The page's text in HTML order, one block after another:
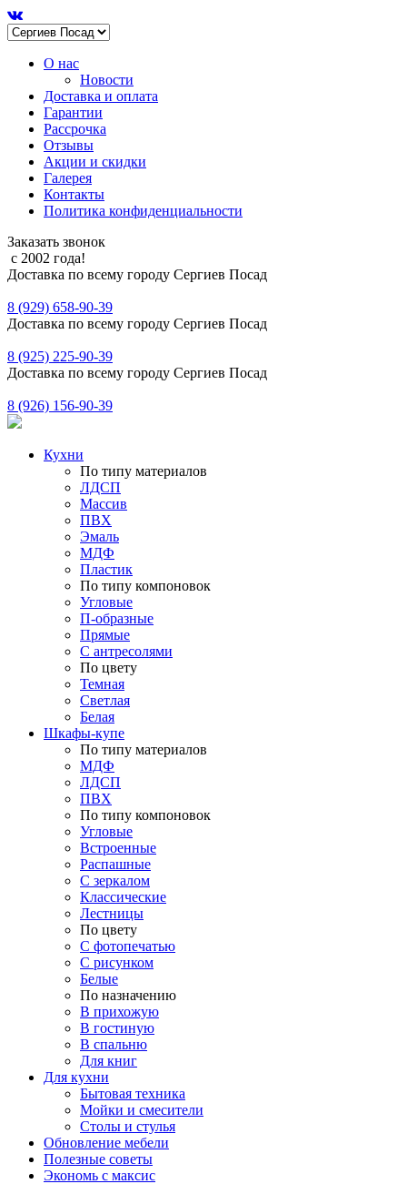
О нас
Новости
Доставка и оплата
Гарантии
Рассрочка
Отзывы
Акции и скидки
Галерея
Контакты
Политика конфиденциальности
Заказать звонок
с 2002 года!
Доставка по всему городу Сергиев Посад
8 (929) 658-90-39
Доставка по всему городу Сергиев Посад
8 (925) 225-90-39
Доставка по всему городу Сергиев Посад
8 (926) 156-90-39
Кухни
По типу материалов
ЛДСП
Массив
ПВХ
Эмаль
МДФ
Пластик
По типу компоновок
Угловые
П-образные
Прямые
С антресолями
По цвету
Темная
Светлая
Белая
Шкафы-купе
По типу материалов
МДФ
ЛДСП
ПВХ
По типу компоновок
Угловые
Встроенные
Распашные
С зеркалом
Классические
Лестницы
По цвету
С фотопечатью
С рисунком
Белые
По назначению
В прихожую
В гостиную
В спальню
Для книг
Для кухни
Бытовая техника
Мойки и смесители
Столы и стулья
Обновление мебели
Полезные советы
Экономь с максис